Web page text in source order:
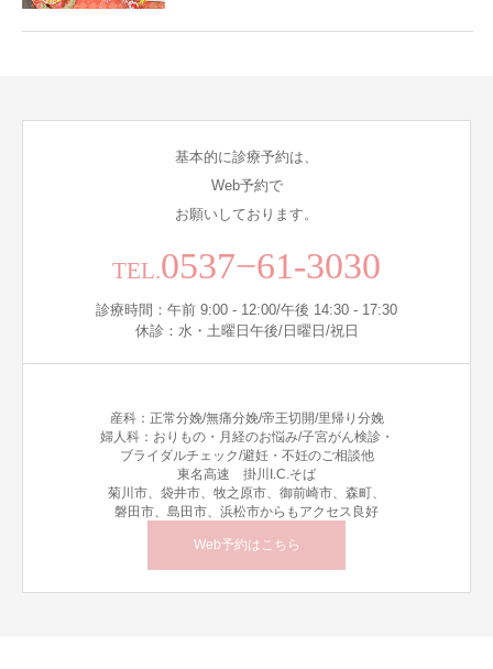
基本的に診療予約は、
Web予約で
お願いしております。
TEL.0537−61-3030
診療時間：午前 9:00 - 12:00/午後 14:30 - 17:30
休診：水・土曜日午後/日曜日/祝日
産科：正常分娩/無痛分娩/帝王切開/里帰り分娩
婦人科：おりもの・月経のお悩み/子宮がん検診・
ブライダルチェック/避妊・不妊のご相談他
東名高速 掛川I.C.そば
菊川市、袋井市、牧之原市、御前崎市、森町、
磐田市、島田市、浜松市からもアクセス良好
Web予約はこちら